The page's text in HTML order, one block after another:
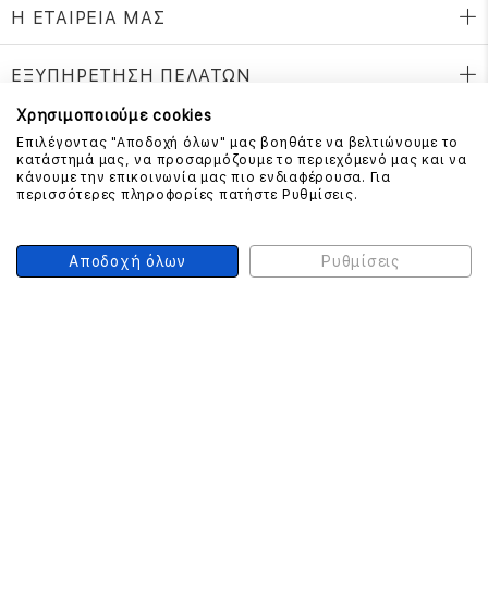
Η ΕΤΑΙΡΕΙΑ ΜΑΣ
ΕΞΥΠΗΡΕΤΗΣΗ ΠΕΛΑΤΩΝ
ΕΠΙΚΟΙΝΩΝΗΣΤΕ ΜΑΖΙ ΜΑΣ
210 999 4510
Χρησιμοποιούμε cookies
Επιλέγοντας "Αποδοχή όλων" μας βοηθάτε να βελτιώνουμε το
κατάστημά μας, να προσαρμόζουμε το περιεχόμενό μας και να
κάνουμε την επικοινωνία μας πιο ενδιαφέρουσα. Για
περισσότερες πληροφορίες πατήστε Ρυθμίσεις.
Αποδοχή όλων Ρυθμίσεις